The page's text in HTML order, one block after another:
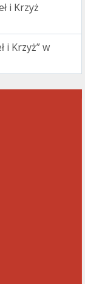
i Krzyż
i Krzyż” w